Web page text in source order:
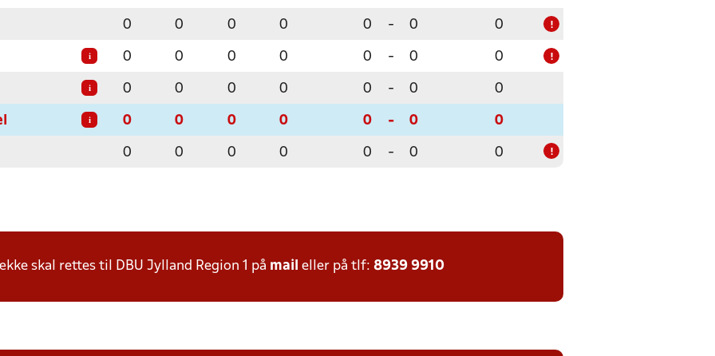
0 0 0 0 0 - 0 0 !
i 0 0 0 0 0 - 0 0 !
i 0 0 0 0 0 - 0 0
i 0 0 0 0 0 - 0 0
0 0 0 0 0 - 0 0 !
skal rettes til DBU Jylland Region 1 på mail eller på tlf: 8939 9910